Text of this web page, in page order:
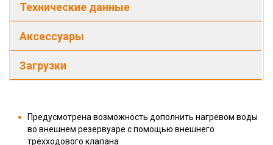
Технические данные
Аксессуары
Загрузки
Предусмотрена возможность дополнить нагревом воды
во внешнем резервуаре с помощью внешнего
трёхходового клапана